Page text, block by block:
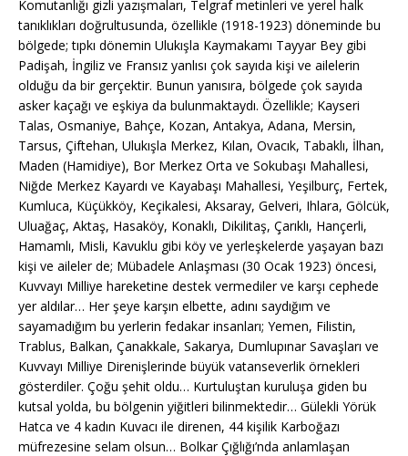
Komutanlığı gizli yazışmaları, Telgraf metinleri ve yerel halk
tanıklıkları doğrultusunda, özellikle (1918-1923) döneminde bu
bölgede; tıpkı dönemin Ulukışla Kaymakamı Tayyar Bey gibi
Padişah, İngiliz ve Fransız yanlısı çok sayıda kişi ve ailelerin
olduğu da bir gerçektir. Bunun yanısıra, bölgede çok sayıda
asker kaçağı ve eşkiya da bulunmaktaydı. Özellikle; Kayseri
Talas, Osmaniye, Bahçe, Kozan, Antakya, Adana, Mersin,
Tarsus, Çiftehan, Ulukışla Merkez, Kılan, Ovacık, Tabaklı, İlhan,
Maden (Hamidiye), Bor Merkez Orta ve Sokubaşı Mahallesi,
Niğde Merkez Kayardı ve Kayabaşı Mahallesi, Yeşilburç, Fertek,
Kumluca, Küçükköy, Keçikalesi, Aksaray, Gelveri, Ihlara, Gölcük,
Uluağaç, Aktaş, Hasaköy, Konaklı, Dikilitaş, Çarıklı, Hançerli,
Hamamlı, Misli, Kavuklu gibi köy ve yerleşkelerde yaşayan bazı
kişi ve aileler de; Mübadele Anlaşması (30 Ocak 1923) öncesi,
Kuvvayı Milliye hareketine destek vermediler ve karşı cephede
yer aldılar… Her şeye karşın elbette, adını saydığım ve
sayamadığım bu yerlerin fedakar insanları; Yemen, Filistin,
Trablus, Balkan, Çanakkale, Sakarya, Dumlupınar Savaşları ve
Kuvvayı Milliye Direnişlerinde büyük vatanseverlik örnekleri
gösterdiler. Çoğu şehit oldu… Kurtuluştan kuruluşa giden bu
kutsal yolda, bu bölgenin yiğitleri bilinmektedir… Gülekli Yörük
Hatca ve 4 kadın Kuvacı ile direnen, 44 kişilik Karboğazı
müfrezesine selam olsun… Bolkar Çığlığı’nda anlamlaşan